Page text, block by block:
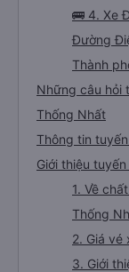
🚌 4. Xe
Đường
Thành
Những câu hỏi
Thống Nhất
Thông tin
Giới thiệu
1. Về
Thống
2. Giá vé
3. Giới